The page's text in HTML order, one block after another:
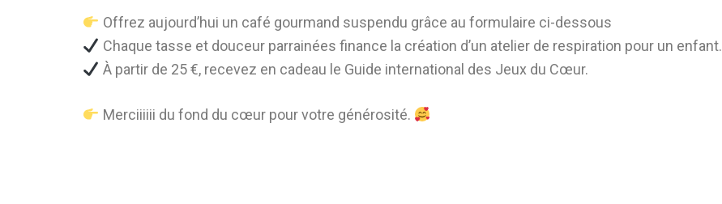
Offrez aujourd’hui un café gourmand suspendu grâce au formulaire ci-dessous
Chaque tasse et douceur parrainées finance la création d’un atelier de respiration pour un enfant.
À partir de 25 €, recevez en cadeau le Guide international des Jeux du Cœur.
Merciiiiii du fond du cœur pour votre générosité.